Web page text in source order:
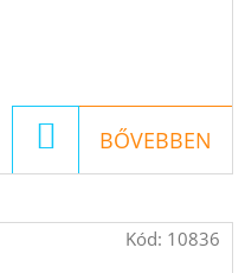
KOSÁRBA
BŐVEBBEN
Kód: 10836